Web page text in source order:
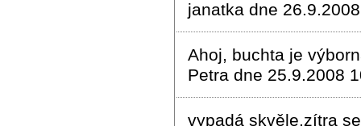
janatka dne
Ahoj, buchta je
Petra dne 25.9.2008
vypadá skvěle,zítra